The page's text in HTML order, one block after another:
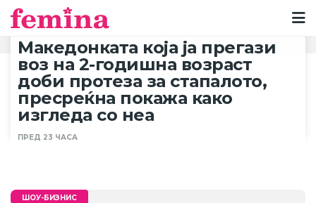
Македонката која ја прегази
воз на 2-годишна возраст
доби протеза за стапалото,
пресреќна покажа како
изгледа со неа
ПРЕД 23 ЧАСА
ШОУ-БИЗНИС